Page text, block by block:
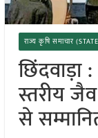
राज्य कृषि समाचार
छिंदवाड़ा :
स्तरीय
से